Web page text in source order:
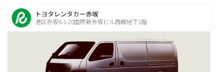
トヨタレンタカー赤坂
港区赤坂6-1-20国際新赤坂ビル西館地下1階